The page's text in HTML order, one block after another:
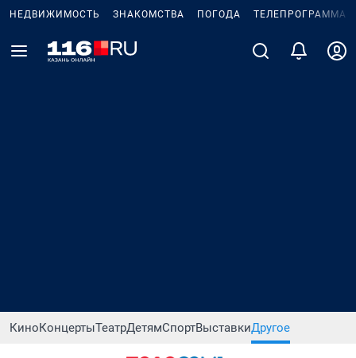
НЕДВИЖИМОСТЬ ЗНАКОМСТВА ПОГОДА ТЕЛЕПРОГРАММА
КиноКонцертыТеатрДетямСпортВыставкиДругое